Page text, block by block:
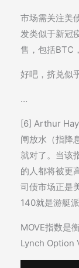
市场需关注美
发类似于新冠
售，包括BTC
好吧，挤兑似
…
[6] Arthur
闸放水（指降
就对了。当该
的人都将被更
司债市场正是
140就是游艇
MOVE指数是
Lynch Option